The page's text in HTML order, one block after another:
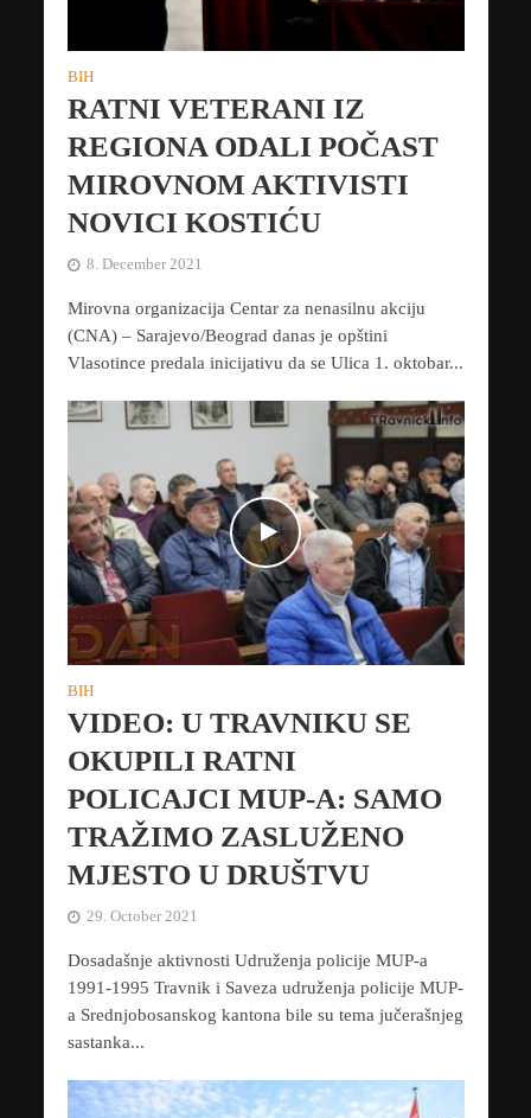
BIH
RATNI VETERANI IZ
REGIONA ODALI POČAST
MIROVNOM AKTIVISTI
NOVICI KOSTIĆU
8. December 2021
Mirovna organizacija Centar za nenasilnu akciju
(CNA) – Sarajevo/Beograd danas je opštini
Vlasotince predala inicijativu da se Ulica 1. oktobar...
BIH
VIDEO: U TRAVNIKU SE
OKUPILI RATNI
POLICAJCI MUP-A: SAMO
TRAŽIMO ZASLUŽENO
MJESTO U DRUŠTVU
29. October 2021
Dosadašnje aktivnosti Udruženja policije MUP-a
1991-1995 Travnik i Saveza udruženja policije MUP-
a Srednjobosanskog kantona bile su tema jučerašnjeg
sastanka...